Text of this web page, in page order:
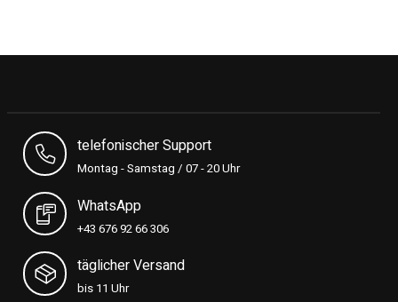
telefonischer Support
Montag - Samstag / 07 - 20 Uhr
WhatsApp
+43 676 92 66 306
täglicher Versand
bis 11 Uhr